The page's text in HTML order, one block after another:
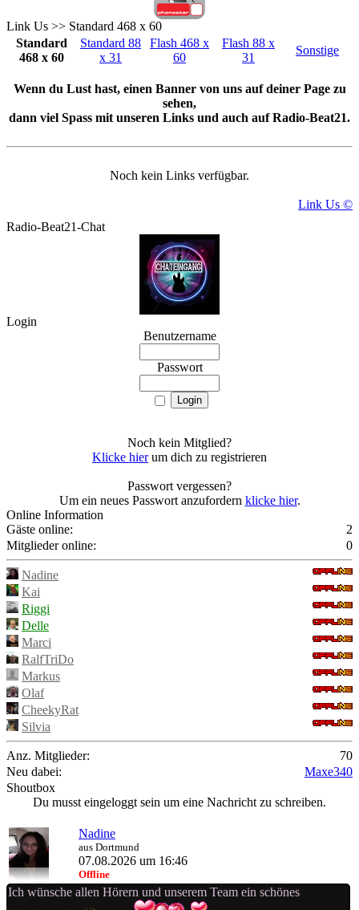
Link Us >> Standard 468 x 60
Standard
468 x 60
Standard 88
x 31
Flash 468 x
60
Flash 88 x
31
Sonstige
Wenn du Lust hast, einen Banner von uns auf deiner Page zu
sehen,
dann viel Spass mit unseren Links und auch auf Radio-Beat21.
Noch kein Links verfügbar.
Link Us ©
Radio-Beat21-Chat
Login
Benutzername
Passwort
Noch kein Mitglied?
Klicke hierum dich zu registrieren
Passwort vergessen?
Um ein neues Passwort anzufordern klicke hier.
Online Information
Gäste online:
2
Mitglieder online:
0
Nadine
Kai
Riggi
Delle
Marci
RalfTriDo
Markus
Olaf
CheekyRat
Silvia
Anz. Mitglieder:
70
Neu dabei:
Maxe340
Shoutbox
Du musst eingeloggt sein um eine Nachricht zu schreiben.
Nadine
aus Dortmund
07.08.2026 um 16:46
Offline
Ich wünsche allen Hörern und unserem Team ein schönes